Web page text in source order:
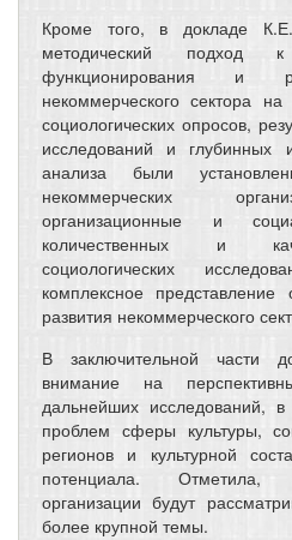
Кроме того, в докладе
методический подход
функционирования и
некоммерческого сектора
социологических опросов,
исследований и глубинных
анализа были
некоммерческих
организационные и
количественных и
социологических
комплексное
развития некоммерческого
В заключительной части
внимание на
дальнейших исследований,
проблем сферы культуры,
регионов и культурной
потенциала. Отметила,
организации будут
более крупной темы.